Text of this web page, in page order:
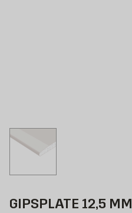
GIPSPLATE 12,5 MM